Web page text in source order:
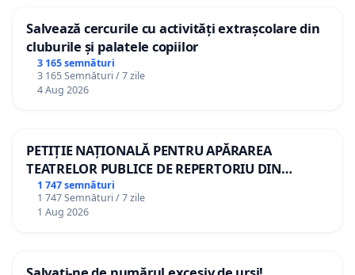
Salvează cercurile cu activități extrașcolare din
cluburile și palatele copiilor
3 165 semnături
3 165 Semnături / 7 zile
4 Aug 2026
PETIȚIE NAȚIONALĂ PENTRU APĂRAREA
TEATRELOR PUBLICE DE REPERTORIU DIN
ROMÂNIA
1 747 semnături
1 747 Semnături / 7 zile
1 Aug 2026